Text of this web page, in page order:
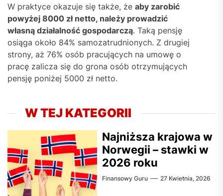
W praktyce okazuje się także, że aby zarobić
powyżej 8000 zł netto, należy prowadzić
własną działalność gospodarczą. Taką pensję
osiąga około 84% samozatrudnionych. Z drugiej
strony, aż 76% osób pracujących na umowę o
pracę zalicza się do grona osób otrzymujących
pensję poniżej 5000 zł netto.
W TEJ KATEGORII
Najniższa krajowa w
Norwegii – stawki w
2026 roku
Finansowy Guru 27 Kwietnia, 2026